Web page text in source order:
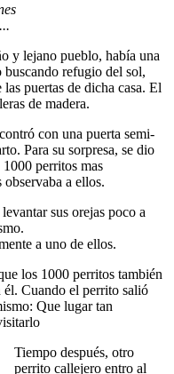
.
y lejano pueblo, había una
buscando refugio del sol,
puertas de dicha casa. El
de madera.
con una puerta semi-
Para su sorpresa, se dio
perritos mas
a ellos.
sus orejas poco a
a uno de ellos.
los 1000 perritos también
él. Cuando el perrito salió
Que lugar tan
Tiempo después, otro
perrito callejero entro al